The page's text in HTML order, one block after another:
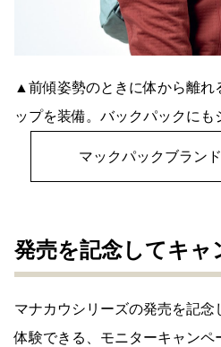
▲前傾姿勢のときに体から離れ
ップを装備。バックパックにも
マックパックブラン
発売を記念してキャ
マナカウシリーズの発売を記念
体験できる、モニターキャンペ